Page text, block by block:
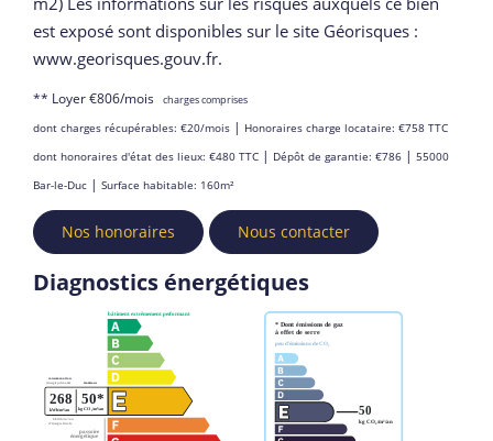
est exposé sont disponibles sur le site Géorisques :
www.georisques.gouv.fr.
** Loyer €806/mois
charges comprises
dont charges récupérables: €20/mois | Honoraires charge locataire: €758 TTC
dont honoraires d'état des lieux: €480 TTC | Dépôt de garantie: €786 | 55000
Bar-le-Duc | Surface habitable: 160m²
Nos honoraires Nous contacter
Diagnostics énergétiques